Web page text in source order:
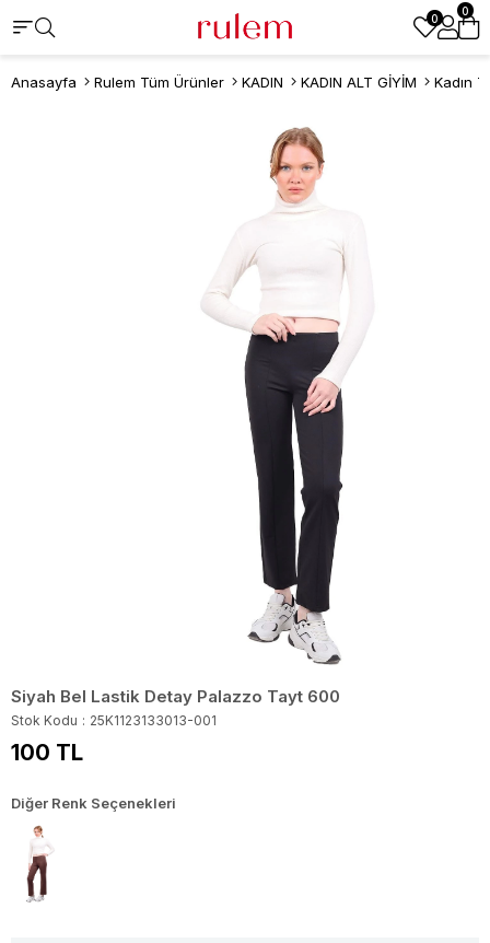
0
0
Anasayfa Rulem Tüm Ürünler KADIN KADIN ALT GİYİM Kadın
Siyah Bel Lastik Detay Palazzo Tayt 600
Stok Kodu 25K1123133013-001
100 TL
Diğer Renk Seçenekleri